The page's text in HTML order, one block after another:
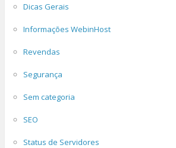
Dicas Gerais
Informações WebinHost
Revendas
Segurança
Sem categoria
SEO
Status de Servidores